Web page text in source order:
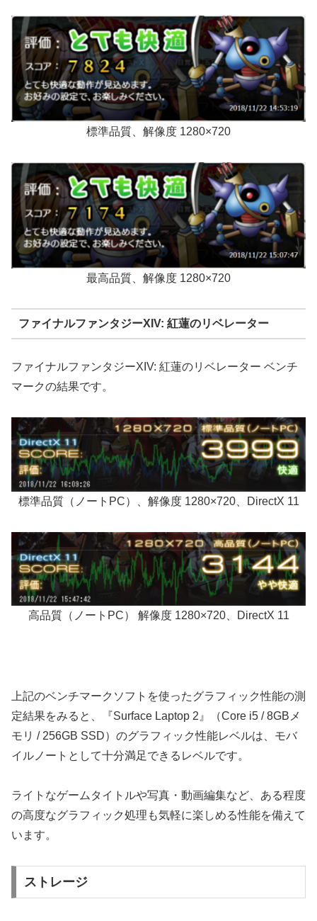
標準品質、解像度 1280×720
最高品質、解像度 1280×720
ファイナルファンタジーXIV: 紅蓮のリベレーター
ファイナルファンタジーXIV: 紅蓮のリベレーター ベンチ
マークの結果です。
標準品質（ノートPC）、解像度 1280×720、DirectX 11
高品質（ノートPC） 解像度 1280×720、DirectX 11
上記のベンチマークソフトを使ったグラフィック性能の測
定結果をみると、『Surface Laptop 2』（Core i5 / 8GBメ
モリ / 256GB SSD）のグラフィック性能レベルは、モバ
イルノートとして十分満足できるレベルです。
ライトなゲームタイトルや写真・動画編集など、ある程度
の高度なグラフィック処理も気軽に楽しめる性能を備えて
います。
ストレージ